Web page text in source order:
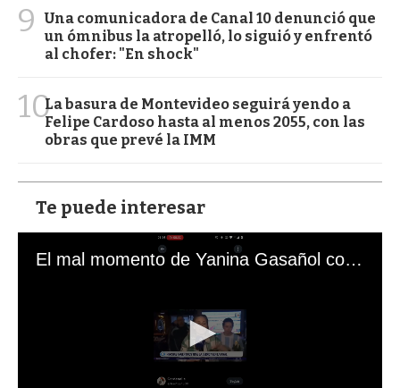
9
Una comunicadora de Canal 10 denunció que
un ómnibus la atropelló, lo siguió y enfrentó
al chofer: "En shock"
10La basura de Montevideo seguirá yendo a
Felipe Cardoso hasta al menos 2055, con las
obras que prevé la IMM
Te puede interesar
El mal momento de Yanina Gasañol con un hincha argentino en "Subrayado"